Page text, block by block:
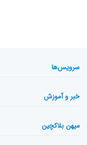
سرویس‌ها
خبر و آموزش
میهن بلاکچین